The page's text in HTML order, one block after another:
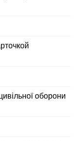
оборони